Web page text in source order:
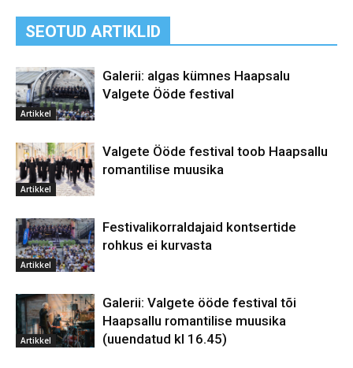
SEOTUD ARTIKLID
Artikkel
Galerii: algas kümnes Haapsalu
Valgete Ööde festival
Artikkel
Valgete Ööde festival toob Haapsallu
romantilise muusika
Artikkel
Festivalikorraldajaid kontsertide
rohkus ei kurvasta
Artikkel
Galerii: Valgete ööde festival tõi
Haapsallu romantilise muusika
(uuendatud kl 16.45)